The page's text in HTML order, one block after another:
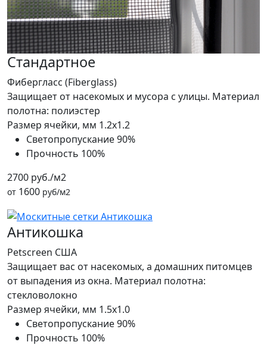
Стандартное
Фибергласс (Fiberglass)
Защищает от насекомых и мусора с улицы. Материал
полотна: полиэстер
Размер ячейки, мм 1.2x1.2
Светопропускание90%
Прочность 100%
2700 руб./м2
от 1600 руб/м2
Антикошка
Petscreen США
Защищает вас от насекомых, а домашних питомцев
от выпадения из окна. Материал полотна:
стекловолокно
Размер ячейки, мм 1.5x1.0
Светопропускание90%
Прочность 100%